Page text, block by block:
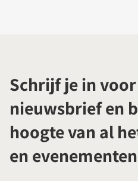
Schrijf je in
nieuwsbrief en
hoogte van al
en